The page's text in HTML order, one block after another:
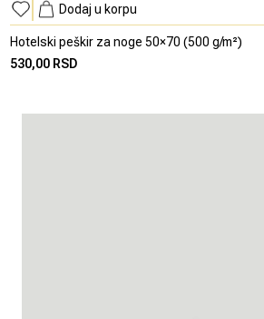
Dodaj u korpu
Hotelski peškir za noge 50×70 (500 g/m²)
530,00 RSD